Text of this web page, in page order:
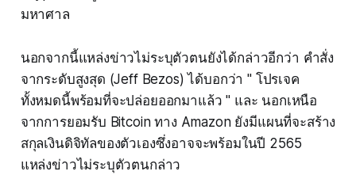
มหาศาล
นอกจากนี้แหล่งข่าวไม่ระบุตัวตนยังได้กล่าวอีกว่า คำสั่ง
จากระดับสูงสุด (Jeff Bezos) ได้บอกว่า " โปรเจค
ทั้งหมดนี้พร้อมที่จะปล่อยออกมาแล้ว " และ นอกเหนือ
จากการยอมรับ Bitcoin ทาง Amazon ยังมีแผนที่จะสร้าง
สกุลเงินดิจิทัลของตัวเองซึ่งอาจจะพร้อมในปี 2565
แหล่งข่าวไม่ระบุตัวตนกล่าว